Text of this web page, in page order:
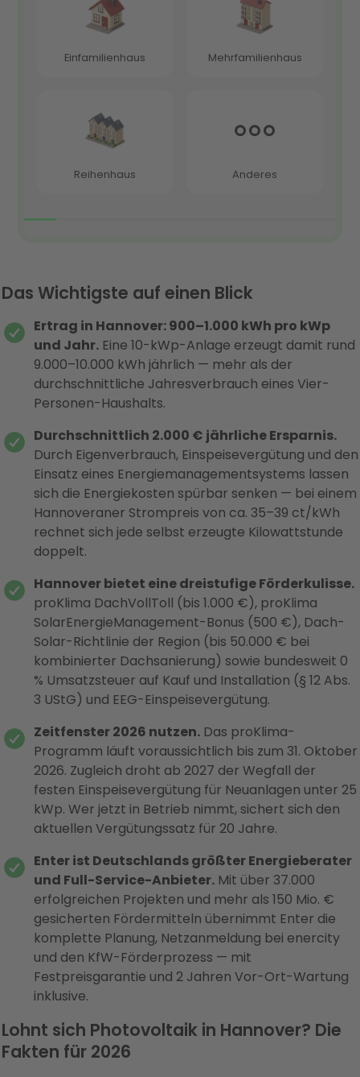
Das Wichtigste auf einen Blick
Ertrag in Hannover: 900–1.000 kWh pro kWp
und Jahr.Eine 10-kWp-Anlage erzeugt damit rund
9.000–10.000 kWh jährlich — mehr als der
durchschnittliche Jahresverbrauch eines Vier-
Personen-Haushalts.
Durchschnittlich 2.000 € jährliche Ersparnis.
Durch Eigenverbrauch, Einspeisevergütung und den
Einsatz eines Energiemanagementsystems lassen
sich die Energiekosten spürbar senken — bei einem
Hannoveraner Strompreis von ca. 35–39 ct/kWh
rechnet sich jede selbst erzeugte Kilowattstunde
doppelt.
Hannover bietet eine dreistufige Förderkulisse.
proKlima DachVollToll (bis 1.000 €), proKlima
SolarEnergieManagement-Bonus (500 €), Dach-
Solar-Richtlinie der Region (bis 50.000 € bei
kombinierter Dachsanierung) sowie bundesweit 0
% Umsatzsteuer auf Kauf und Installation (§ 12 Abs.
3 UStG) und EEG-Einspeisevergütung.
Zeitfenster 2026 nutzen.Das proKlima-
Programm läuft voraussichtlich bis zum 31. Oktober
2026. Zugleich droht ab 2027 der Wegfall der
festen Einspeisevergütung für Neuanlagen unter 25
kWp. Wer jetzt in Betrieb nimmt, sichert sich den
aktuellen Vergütungssatz für 20 Jahre.
Enter ist Deutschlands größter Energieberater
und Full-Service-Anbieter.Mit über 37.000
erfolgreichen Projekten und mehr als 150 Mio. €
gesicherten Fördermitteln übernimmt Enter die
komplette Planung, Netzanmeldung bei enercity
und den KfW-Förderprozess — mit
Festpreisgarantie und 2 Jahren Vor-Ort-Wartung
inklusive.
Lohnt sich Photovoltaik in Hannover? Die
Fakten für 2026